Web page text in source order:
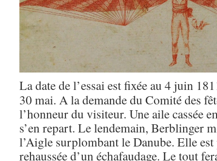
La date de l’essai est fixée au 4 juin
30 mai. A la demande du Comité des
l’honneur du visiteur. Une aile cassée
s’en repart. Le lendemain, Berblinger
l’Aigle surplombant le Danube. Elle
rehaussée d’un échafaudage. Le tout